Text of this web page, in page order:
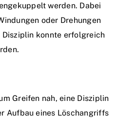
werden. Dabei
oder Drehungen
Disziplin konnte erfolgreich
Greifen nah, eine Disziplin
Aufbau eines Löschangriffs